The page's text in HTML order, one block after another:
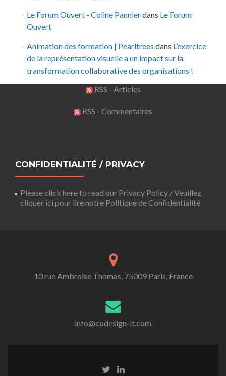
Le Forum Ouvert - Coline Pannierdans Le Forum
Ouvert
Animation des formation | Pearltrees dans L’exercice
de la représentation visuelle a un impact sur la
transformation collaborative des organisations !
RSS - Articles
RSS - Commentaires
CONFIDENTIALITÉ / PRIVACY
Please click here to read our Privacy Policy / Veuillez
cliquer ici pour lire notre Politique de Confidentialité
10 rue Ambroise Thomas, 75009 Paris, France
info@codesign-it.com